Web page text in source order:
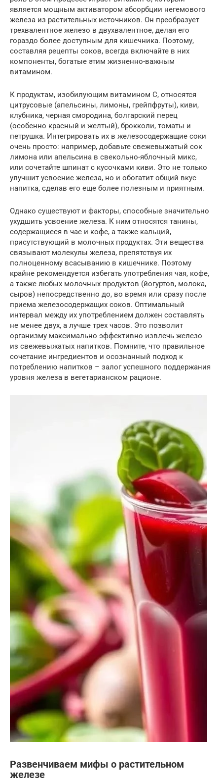
является мощным активатором абсорбции негемового
железа из растительных источников. Он преобразует
трехвалентное железо в двухвалентное, делая его
гораздо более доступным для кишечника. Поэтому,
составляя рецепты соков, всегда включайте в них
компоненты, богатые этим жизненно-важным
витамином.
К продуктам, изобилующим витамином C, относятся
цитрусовые (апельсины, лимоны, грейпфруты), киви,
клубника, черная смородина, болгарский перец
(особенно красный и желтый), брокколи, томаты и
петрушка. Интегрировать их в железосодержащие соки
очень просто: например, добавьте свежевыжатый сок
лимона или апельсина в свекольно-яблочный микс,
или сочетайте шпинат с кусочками киви. Это не только
улучшит усвоение железа, но и обогатит общий вкус
напитка, сделав его еще более полезным и приятным.
Однако существуют и факторы, способные значительно
ухудшить усвоение железа. К ним относятся танины,
содержащиеся в чае и кофе, а также кальций,
присутствующий в молочных продуктах. Эти вещества
связывают молекулы железа, препятствуя их
полноценному всасыванию в кишечнике. Поэтому
крайне рекомендуется избегать употребления чая, кофе,
а также любых молочных продуктов (йогуртов, молока,
сыров) непосредственно до, во время или сразу после
приема железосодержащих соков. Оптимальный
интервал между их употреблением должен составлять
не менее двух, а лучше трех часов. Это позволит
организму максимально эффективно извлечь железо
из свежевыжатых напитков. Помните, что правильное
сочетание ингредиентов и осознанный подход к
потреблению напитков – залог успешного поддержания
уровня железа в вегетарианском рационе.
Развенчиваем мифы о растительном
железе